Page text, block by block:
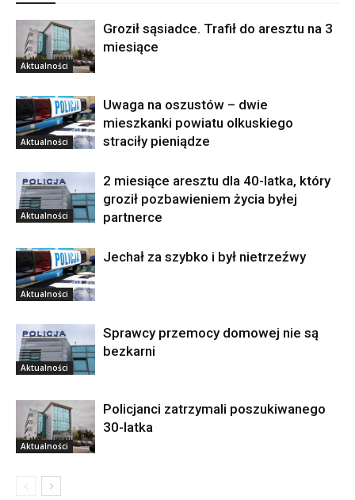
Aktualności
Groził sąsiadce. Trafił do aresztu na 3
miesiące
Aktualności
Uwaga na oszustów – dwie
mieszkanki powiatu olkuskiego
straciły pieniądze
Aktualności
2 miesiące aresztu dla 40-latka, który
groził pozbawieniem życia byłej
partnerce
Aktualności
Jechał za szybko i był nietrzeźwy
Aktualności
Sprawcy przemocy domowej nie są
bezkarni
Aktualności
Policjanci zatrzymali poszukiwanego
30-latka